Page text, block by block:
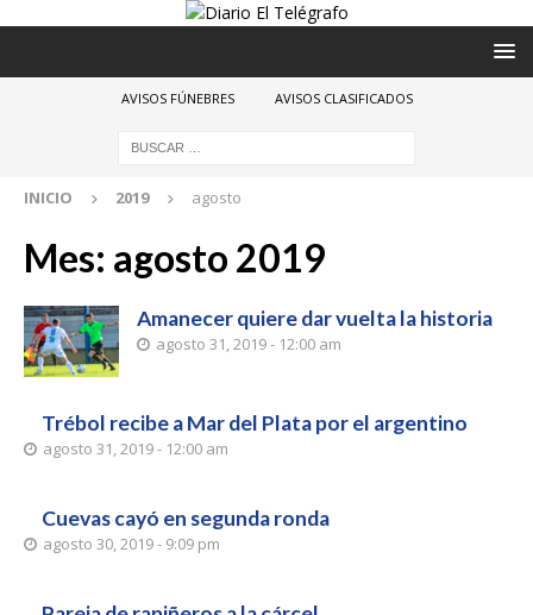
AVISOS FÚNEBRES AVISOS CLASIFICADOS
INICIO 2019 agosto
Mes: agosto 2019
Amanecer quiere dar vuelta la historia
agosto 31, 2019 - 12:00 am
Trébol recibe a Mar del Plata por el argentino
agosto 31, 2019 - 12:00 am
Cuevas cayó en segunda ronda
agosto 30, 2019 - 9:09 pm